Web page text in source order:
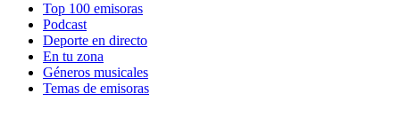
Top 100 emisoras
Podcast
Deporte en directo
En tu zona
Géneros musicales
Temas de emisoras